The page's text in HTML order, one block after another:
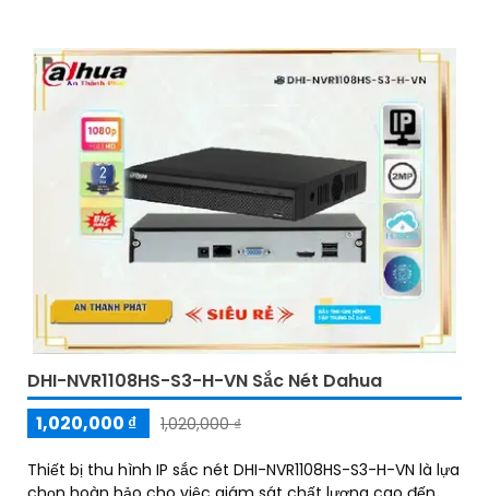
DHI-NVR1108HS-S3-H-VN Sắc Nét Dahua
1,020,000 ₫
1,020,000 ₫
Thiết bị thu hình IP sắc nét DHI-NVR1108HS-S3-H-VN là lựa